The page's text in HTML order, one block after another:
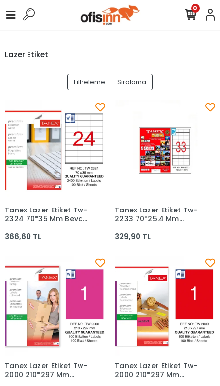
0
Lazer Etiket
Filtreleme Sıralama
Sepete Ekle
Tanex Lazer Etiket Tw-
2324 70*35 Mm Beyaz
366,60 TL
Sepete Ekle
Tanex Lazer Etiket Tw-
2233 70*25.4 Mm
329,90 TL
Sepete Ekle
Tanex Lazer Etiket Tw-
2000 210*297 Mm
Sepete Ekle
Tanex Lazer Etiket Tw-
2000 210*297 Mm